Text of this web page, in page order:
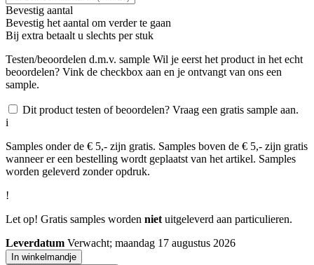
Bevestig aantal
Bevestig het aantal om verder te gaan
Bij extra betaalt u slechts per stuk
Testen/beoordelen d.m.v. sample Wil je eerst het product in het echt
beoordelen? Vink de checkbox aan en je ontvangt van ons een
sample.
Dit product testen of beoordelen? Vraag een gratis sample aan.
i
Samples onder de € 5,- zijn gratis. Samples boven de € 5,- zijn gratis
wanneer er een bestelling wordt geplaatst van het artikel. Samples
worden geleverd zonder opdruk.
!
Let op! Gratis samples worden niet uitgeleverd aan particulieren.
Leverdatum Verwacht; maandag 17 augustus 2026
In winkelmandje